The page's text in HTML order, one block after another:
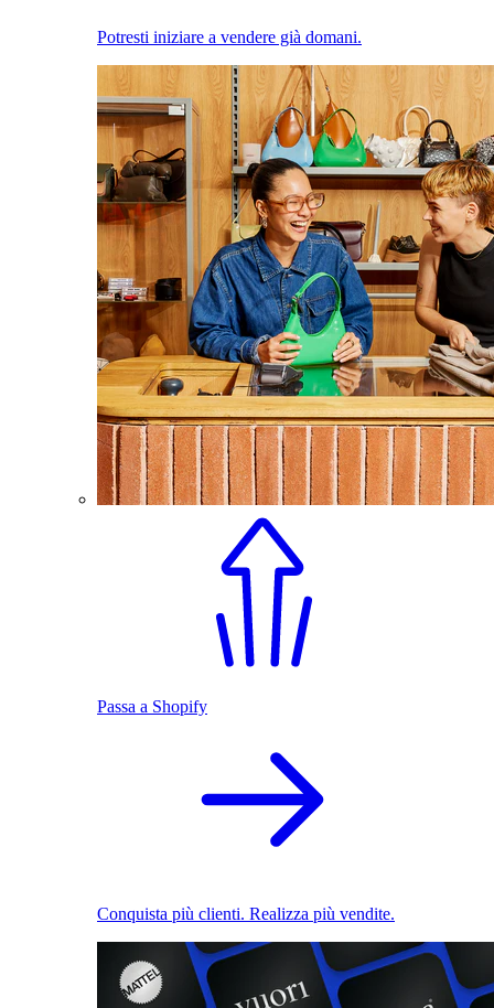
Potresti iniziare a vendere già domani.
Passa a Shopify
Conquista più clienti. Realizza più vendite.